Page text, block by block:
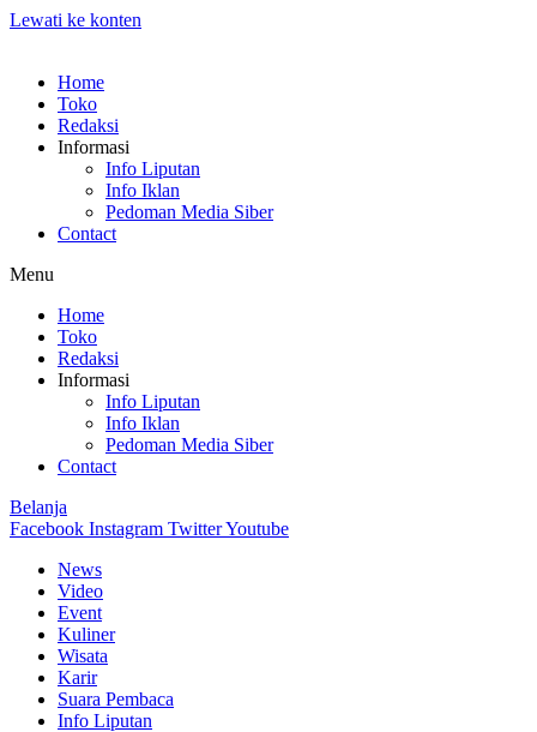
Lewati ke konten
Home
Toko
Redaksi
Informasi
Info Liputan
Info Iklan
Pedoman Media Siber
Contact
Menu
Home
Toko
Redaksi
Informasi
Info Liputan
Info Iklan
Pedoman Media Siber
Contact
Belanja
Facebook Instagram TwitterYoutube
News
Video
Event
Kuliner
Wisata
Karir
Suara Pembaca
Info Liputan